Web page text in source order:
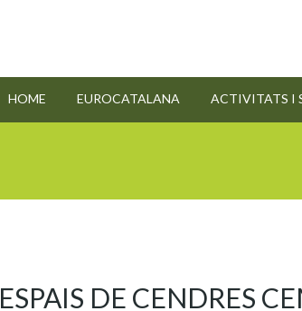
HOME EUROCATALANA ACTIVITATS I
ESPAIS DE CENDRES